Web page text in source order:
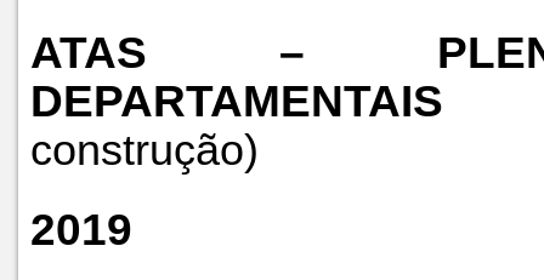
ATAS –
DEPARTAMENTAIS
construção)
2019